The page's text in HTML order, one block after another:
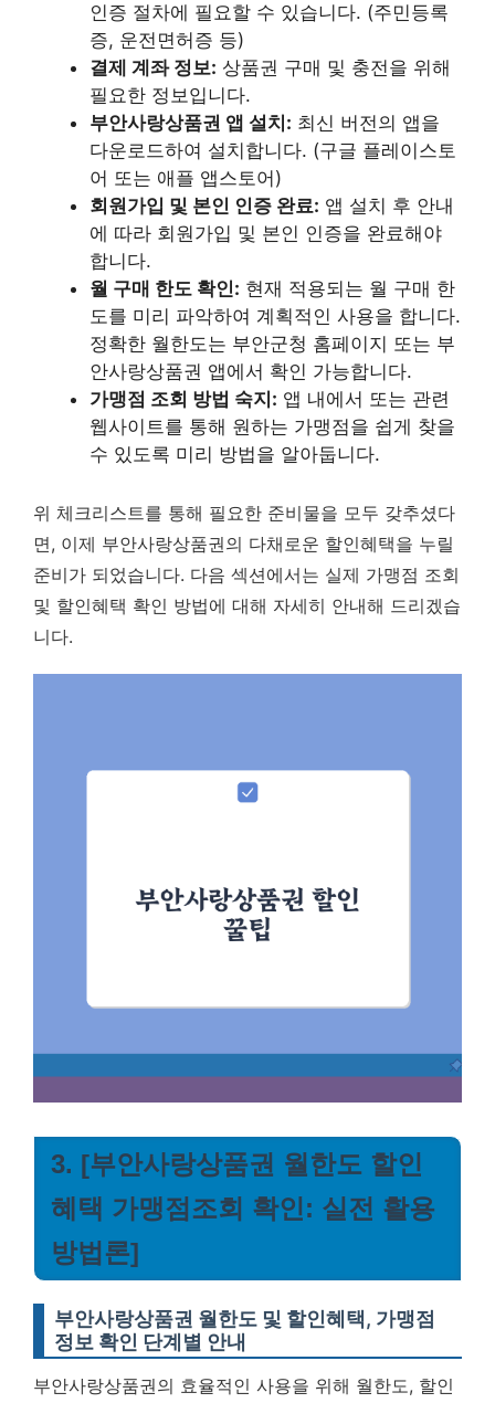
인증 절차에 필요할 수 있습니다. (주민등록
증, 운전면허증 등)
결제 계좌 정보: 상품권 구매 및 충전을 위해
필요한 정보입니다.
부안사랑상품권 앱 설치: 최신 버전의 앱을
다운로드하여 설치합니다. (구글 플레이스토
어 또는 애플 앱스토어)
회원가입 및 본인 인증 완료: 앱 설치 후 안내
에 따라 회원가입 및 본인 인증을 완료해야
합니다.
월 구매 한도 확인: 현재 적용되는 월 구매 한
도를 미리 파악하여 계획적인 사용을 합니다.
정확한 월한도는 부안군청 홈페이지 또는 부
안사랑상품권 앱에서 확인 가능합니다.
가맹점 조회 방법 숙지: 앱 내에서 또는 관련
웹사이트를 통해 원하는 가맹점을 쉽게 찾을
수 있도록 미리 방법을 알아둡니다.
위 체크리스트를 통해 필요한 준비물을 모두 갖추셨다
면, 이제 부안사랑상품권의 다채로운 할인혜택을 누릴
준비가 되었습니다. 다음 섹션에서는 실제 가맹점 조회
및 할인혜택 확인 방법에 대해 자세히 안내해 드리겠습
니다.
3. [부안사랑상품권 월한도 할인
혜택 가맹점조회 확인: 실전 활용
방법론]
부안사랑상품권 월한도 및 할인혜택, 가맹점
정보 확인 단계별 안내
부안사랑상품권의 효율적인 사용을 위해 월한도, 할인